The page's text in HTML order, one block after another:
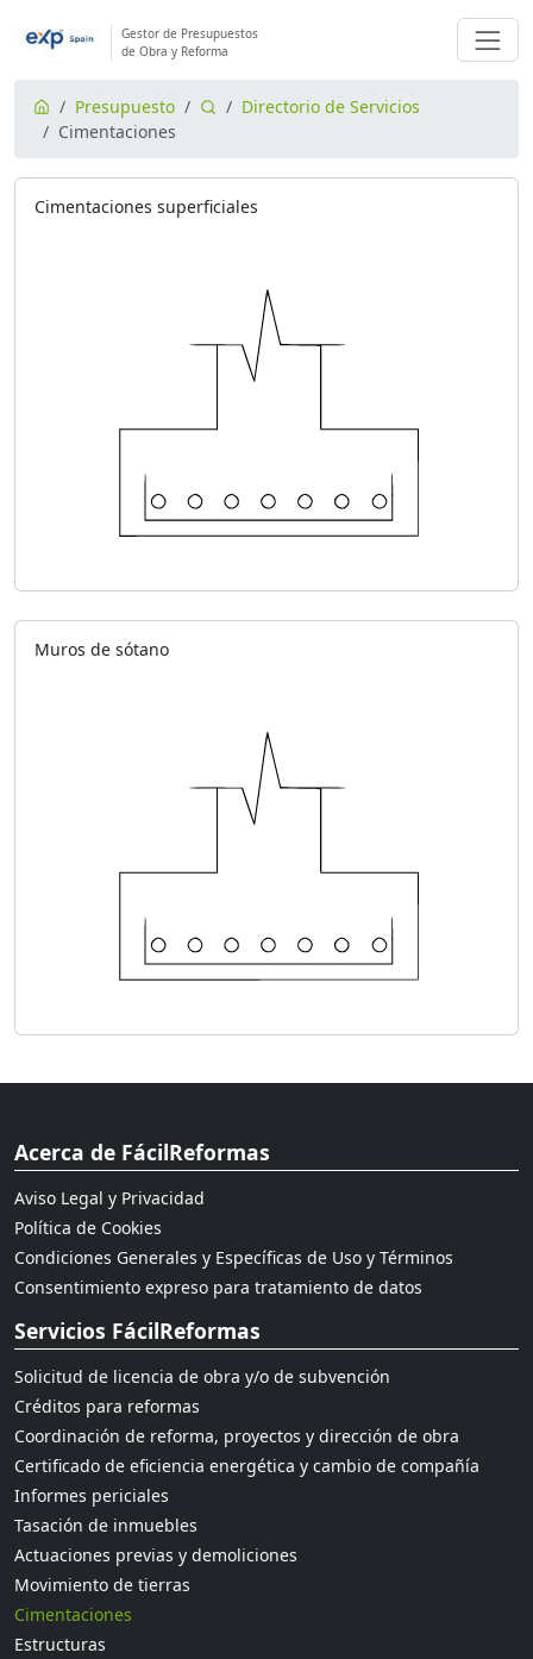
Gestor de Presupuestos
de Obra y Reforma
Presupuesto
Directorio de Servicios
Cimentaciones
Cimentaciones superficiales
Muros de sótano
Acerca de FácilReformas
Aviso Legal y Privacidad
Política de Cookies
Condiciones Generales y Específicas de Uso y Términos
Consentimiento expreso para tratamiento de datos
Servicios FácilReformas
Solicitud de licencia de obra y/o de subvención
Créditos para reformas
Coordinación de reforma, proyectos y dirección de obra
Certificado de eficiencia energética y cambio de compañía
Informes periciales
Tasación de inmuebles
Actuaciones previas y demoliciones
Movimiento de tierras
Cimentaciones
Estructuras